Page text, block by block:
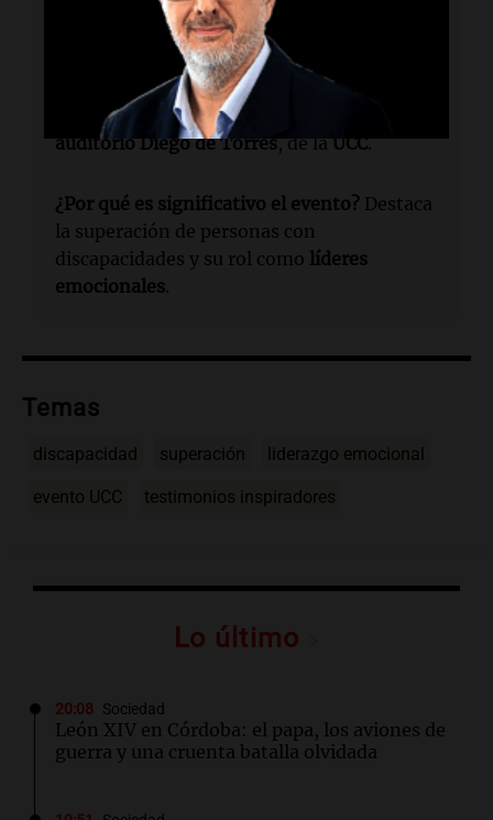
¿Cuándo se llevó a cabo el evento?
no se especifica en el artículo.
¿Dónde tuvo lugar el evento?
auditorio Diego de Torres, de laUCC.
¿Por qué es significativo el evento? Destaca
la superación de personas con
discapacidades y su rol como líderes
emocionales.
Temas
discapacidad superación liderazgo emocional
evento UCC testimonios inspiradores
Lo último
20:08 Sociedad
León XIV en Córdoba: el papa, los aviones de
guerra y una cruenta batalla olvidada